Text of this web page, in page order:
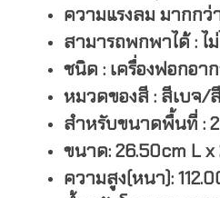
ความแรงลม มากกว่
สามารถพกพาได้ : ไ
ชนิด : เครื่องฟอกอา
หมวดของสี : สีเบจ/
สำหรับขนาดพื้นที่ :
ขนาด: 26.50cm L x
ความสูง(หนา):